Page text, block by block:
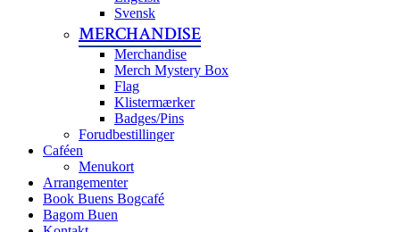
Svensk
MERCHANDISE
Merchandise
Merch Mystery Box
Flag
Klistermærker
Badges/Pins
Forudbestillinger
Caféen
Menukort
Arrangementer
Book Buens Bogcafé
Bagom Buen